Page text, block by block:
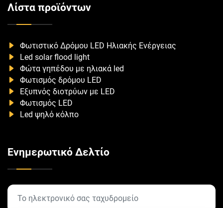
Λίστα προϊόντων
Φωτιστικό Δρόμου LED Ηλιακής Ενέργειας
Led solar flood light
Φώτα γηπέδου με ηλιακά led
Φωτισμός δρόμου LED
Εξυπνός διοτρύων με LED
Φωτισμός LED
Led ψηλό κόλπο
Ενημερωτικό Δελτίο